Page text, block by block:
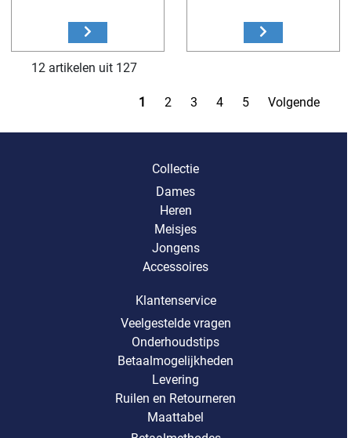
12 artikelen uit 127
1 2 3 4 5 Volgende
Collectie
Dames
Heren
Meisjes
Jongens
Accessoires
Klantenservice
Veelgestelde vragen
Onderhoudstips
Betaalmogelijkheden
Levering
Ruilen en Retourneren
Maattabel